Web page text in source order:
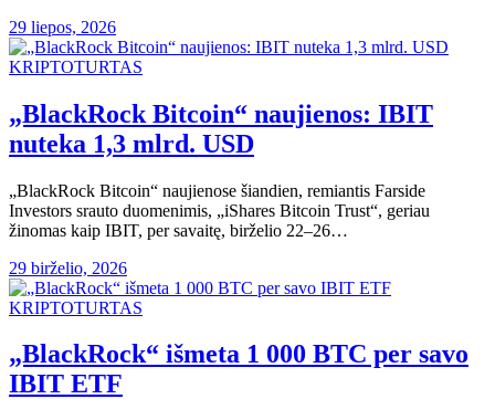
29 liepos, 2026
KRIPTOTURTAS
„BlackRock Bitcoin“ naujienos: IBIT
nuteka 1,3 mlrd. USD
„BlackRock Bitcoin“ naujienose šiandien, remiantis Farside
Investors srauto duomenimis, „iShares Bitcoin Trust“, geriau
žinomas kaip IBIT, per savaitę, birželio 22–26…
29 birželio, 2026
KRIPTOTURTAS
„BlackRock“ išmeta 1 000 BTC per savo
IBIT ETF